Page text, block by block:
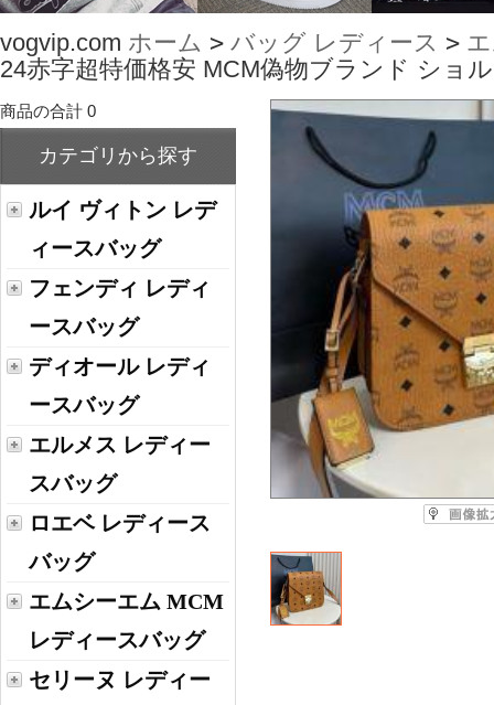
vogvip.com ホーム > バッグ レディース >
24赤字超特価格安 MCM偽物ブランド ショ
商品の合計 0
カテゴリから探す
ルイ ヴィトン レデ
ィースバッグ
フェンディ レディ
ースバッグ
ディオール レディ
ースバッグ
エルメス レディー
スバッグ
ロエベ レディース
バッグ
エムシーエム MCM
レディースバッグ
セリーヌ レディー